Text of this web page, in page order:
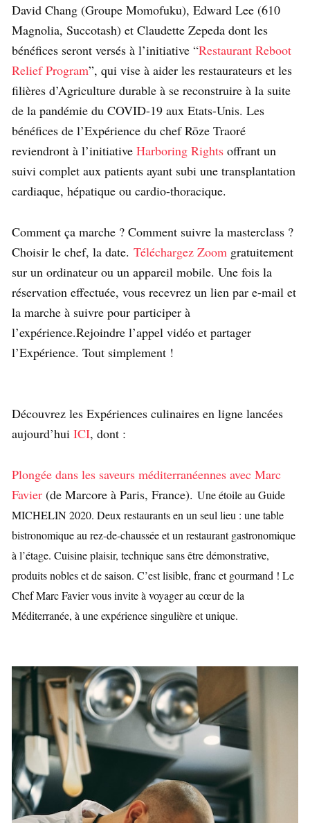
David Chang (Groupe Momofuku), Edward Lee (610
Magnolia, Succotash) et Claudette Zepeda dont les
bénéfices seront versés à l’initiative “Restaurant Reboot
Relief Program”, qui vise à aider les restaurateurs et les
filières d’Agriculture durable à se reconstruire à la suite
de la pandémie du COVID-19 aux Etats-Unis. Les
bénéfices de l’Expérience du chef Rōze Traoré
reviendront à l’initiative Harboring Rights offrant un
suivi complet aux patients ayant subi une transplantation
cardiaque, hépatique ou cardio-thoracique.
Comment ça marche ? Comment suivre la masterclass ?
Choisir le chef, la date. Téléchargez Zoom gratuitement
sur un ordinateur ou un appareil mobile. Une fois la
réservation effectuée, vous recevrez un lien par e-mail et
la marche à suivre pour participer à
l’expérience.Rejoindre l’appel vidéo et partager
l’Expérience. Tout simplement !
Découvrez les Expériences culinaires en ligne lancées
aujourd’hui ICI, dont :
Plongée dans les saveurs méditerranéennes avec Marc
Favier (de Marcore à Paris, France). Une étoile au Guide
MICHELIN 2020. Deux restaurants en un seul lieu : une table
bistronomique au rez-de-chaussée et un restaurant gastronomique
à l’étage. Cuisine plaisir, technique sans être démonstrative,
produits nobles et de saison. C’est lisible, franc et gourmand ! Le
Chef Marc Favier vous invite à voyager au cœur de la
Méditerranée, à une expérience singulière et unique.